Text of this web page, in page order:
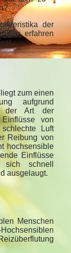
der
erfahren
zum einen
aufgrund
der Art der
von
Luft
Reibung von
hochsensible
Einflüsse
schnell
ausgelaugt.
Menschen